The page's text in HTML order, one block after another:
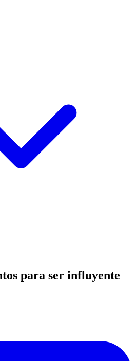
para ser influyente